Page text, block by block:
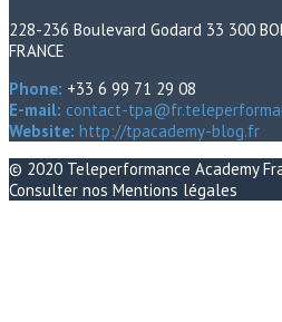
228-236 Boulevard Godard 33 300
FRANCE
Phone: +33 6 99 71 29 08
E-mail: contact-
Website: http://tpacademy-blog.fr
© 2020 Teleperformance Academy
Consulter nos Mentions légales